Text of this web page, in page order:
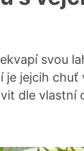
svou
je jejcih chuť
dle vlastní